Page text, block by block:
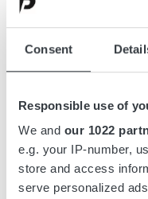
Consent
Responsible use of
We and our 1022
e.g. your IP-number,
store and access
serve personalized
klaren Fokus auf
Innovation
kontinuierlich in
Die
Preis ist eine
kontinuierliche